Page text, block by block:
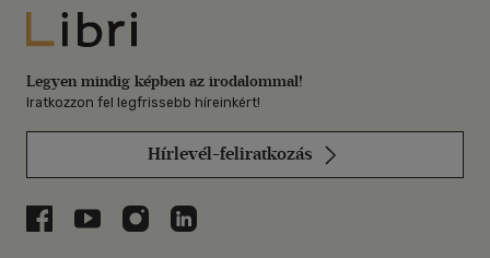
Libri
Legyen mindig képben az irodalommal!
Iratkozzon fel legfrissebb híreinkért!
Hírlevél-feliratkozás
Libri a Facebookon
Libri a Youtube-on
Libri az Instagramon
Libri a LinkedInen